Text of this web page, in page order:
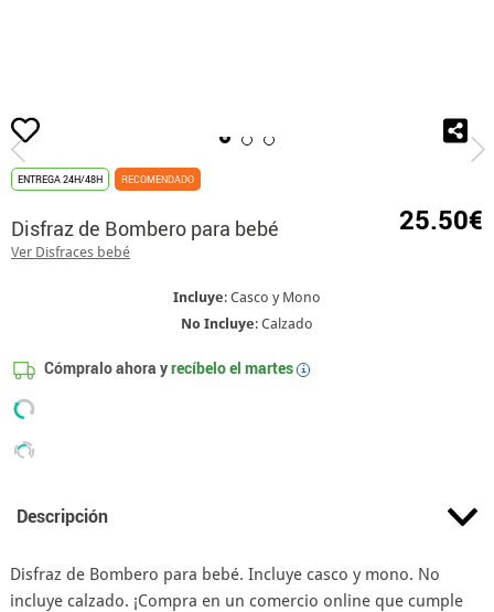
Inicio Disfraz de Bombero para bebé
ENTREGA 24H/48H RECOMENDADO
Disfraz de Bombero para bebé
Ver Disfraces bebé
25.50€
Incluye: Casco y Mono
No Incluye: Calzado
Cómpralo ahora yrecíbelo el martes i
Descripción
Disfraz de Bombero para bebé. Incluye casco y mono. No
incluye calzado. ¡Compra en un comercio online que cumple